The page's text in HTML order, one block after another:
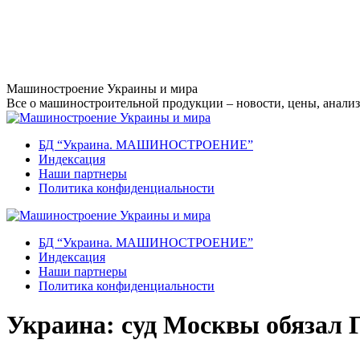
Перейти
к
содержанию
Машиностроение Украины и мира
Все о машиностроительной продукции – новости, цены,
БД “Украина. МАШИНОСТРОЕНИЕ”
Индекcация
Наши партнеры
Политика конфиденциальности
БД “Украина. МАШИНОСТРОЕНИЕ”
Индекcация
Наши партнеры
Политика конфиденциальности
Украина: суд Москвы